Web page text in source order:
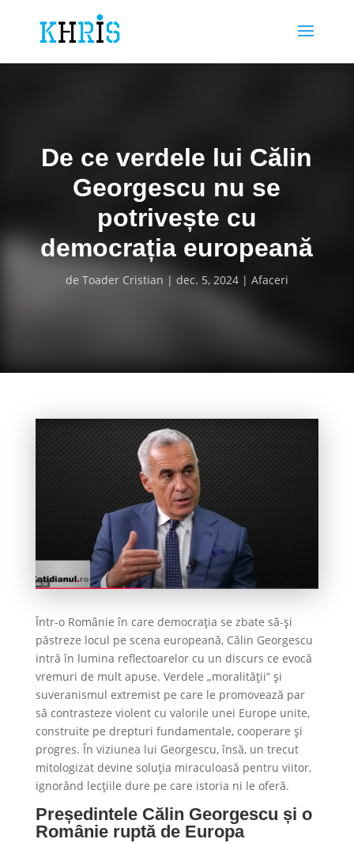
De ce verdele lui Călin
Georgescu nu se
potrivește cu
democrația europeană
de Toader Cristian dec. 5, 2024 Afaceri
Într-o Românie în care democrația se zbate să-și
păstreze locul pe scena europeană, Călin Georgescu
intră în lumina reflectoarelor cu un discurs ce evocă
vremuri de mult apuse. Verdele „moralității” și
suveranismul extremist pe care le promovează par
să contrasteze violent cu valorile unei Europe unite,
construite pe drepturi fundamentale, cooperare și
progres. În viziunea lui Georgescu, însă, un trecut
mitologizat devine soluția miraculoasă pentru viitor,
ignorând lecțiile dure pe care istoria ni le oferă.
Președintele Călin Georgescu și o
Românie ruptă de Europa